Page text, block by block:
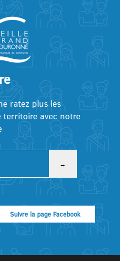
ratez plus les
territoire avec notre
Suivre la page Facebook